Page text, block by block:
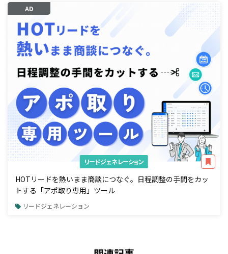
AD
リードジェネレーション
HOTリードを熱いまま商談につなぐ。日程調整の手間をカッ
トする「アポ取り専用」ツール
リードジェネレーション